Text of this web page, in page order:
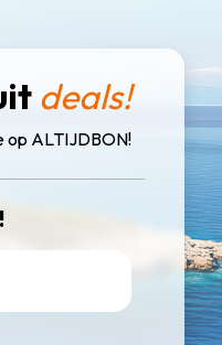
deals!
op ALTIJDBON!